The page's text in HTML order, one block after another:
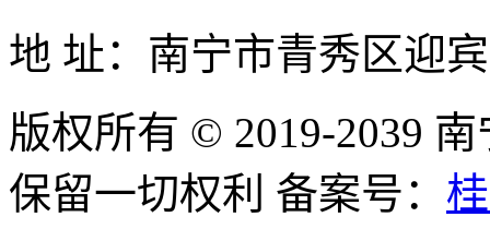
地 址：南宁市青秀区迎
版权所有 © 2019-2039
保留一切权利 备案号：